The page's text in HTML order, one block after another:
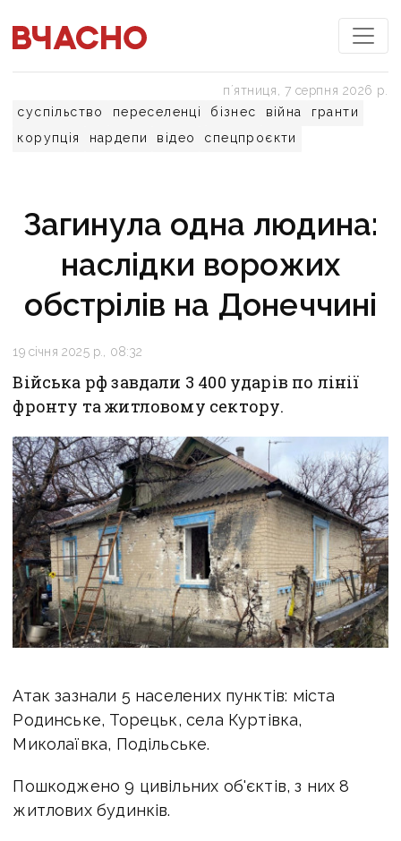
суспільство переселенці бізнес війна
гранти
корупція
нардепи відео спецпроєкти
пʼятниця, 7 серпня 2026 р.
Загинула одна людина:
наслідки ворожих
обстрілів на Донеччині
19 січня 2025 р., 08:32
Війська рф завдали 3 400 ударів по лінії
фронту та житловому сектору.
Атак зазнали 5 населених пунктів: міста
Родинське, Торецьк, села Куртівка,
Миколаївка, Подільське.
Пошкоджено 9 цивільних об'єктів, з них 8
житлових будинків.